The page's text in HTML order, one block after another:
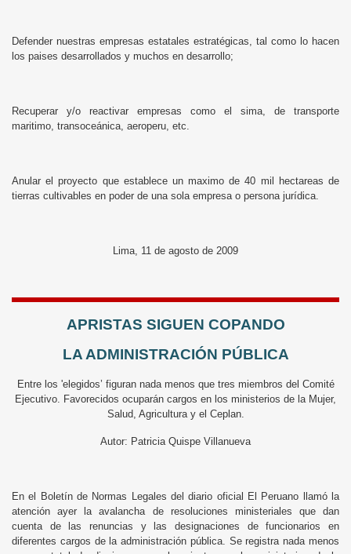
Defender nuestras empresas estatales estratégicas, tal como lo hacen
los paises desarrollados y muchos en desarrollo;
Recuperar y/o reactivar empresas como el sima, de transporte
maritimo, transoceánica, aeroperu, etc.
Anular el proyecto que establece un maximo de 40 mil hectareas de
tierras cultivables en poder de una sola empresa o persona jurídica.
Lima, 11 de agosto de 2009
APRISTAS SIGUEN COPANDO
LA ADMINISTRACIÓN PÚBLICA
Entre los 'elegidos’ figuran nada menos que tres miembros del Comité
Ejecutivo. Favorecidos ocuparán cargos en los ministerios de la Mujer,
Salud, Agricultura y el Ceplan.
Autor: Patricia Quispe Villanueva
En el Boletín de Normas Legales del diario oficial El Peruano llamó la
atención ayer la avalancha de resoluciones ministeriales que dan
cuenta de las renuncias y las designaciones de funcionarios en
diferentes cargos de la administración pública. Se registra nada menos